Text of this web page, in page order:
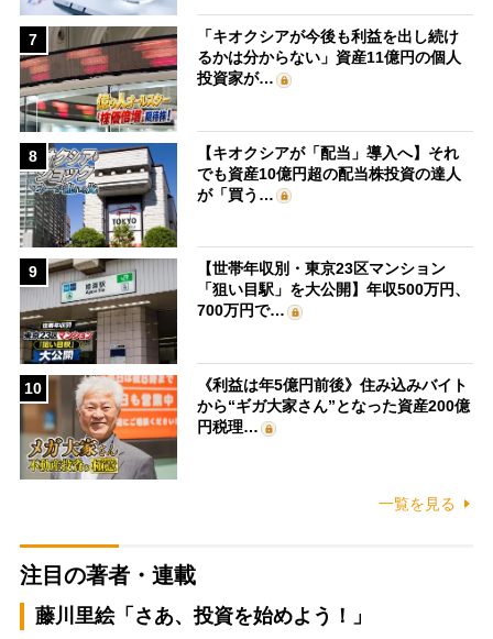
7
「キオクシアが今後も利益を出し続け
るかは分からない」資産11億円の個人
投資家が…
8
【キオクシアが「配当」導入へ】それ
でも資産10億円超の配当株投資の達人
が「買う…
9
【世帯年収別・東京23区マンション
「狙い目駅」を大公開】年収500万円、
700万円で…
10
《利益は年5億円前後》住み込みバイト
から“ギガ大家さん”となった資産200億
円税理…
一覧を見る
注目の著者・連載
藤川里絵「さあ、投資を始めよう！」